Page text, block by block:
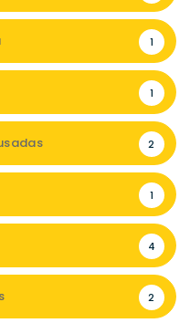
1
1
2
1
4
2